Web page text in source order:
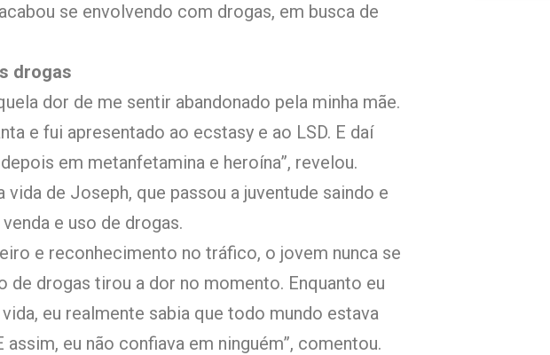
se envolvendo com drogas, em busca de
drogas
dor de me sentir abandonado pela minha mãe.
e fui apresentado ao ecstasy e ao LSD. E daí
em metanfetamina e heroína”, revelou.
de Joseph, que passou a juventude saindo e
e uso de drogas.
e reconhecimento no tráfico, o jovem nunca se
de drogas tirou a dor no momento. Enquanto eu
eu realmente sabia que todo mundo estava
eu não confiava em ninguém”, comentou.